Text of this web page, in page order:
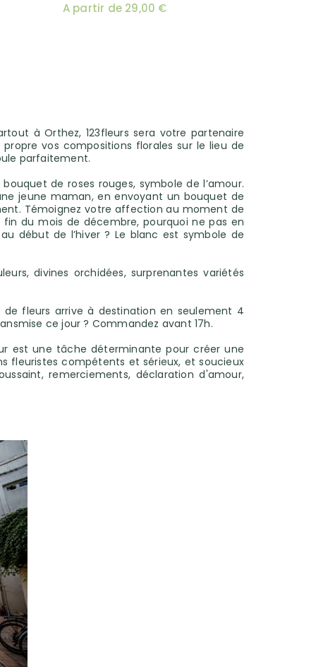
A partir de 29,00 €
à Orthez, 123fleurs sera votre partenaire
vos compositions florales sur le lieu de
parfaitement.
de roses rouges, symbole de l’amour.
jeune maman, en envoyant un bouquet de
Témoignez votre affection au moment de
du mois de décembre, pourquoi ne pas en
début de l’hiver ? Le blanc est symbole de
divines orchidées, surprenantes variétés
de fleurs arrive à destination en seulement 4
ce jour ? Commandez avant 17h.
est une tâche déterminante pour créer une
fleuristes compétents et sérieux, et soucieux
remerciements, déclaration d'amour,